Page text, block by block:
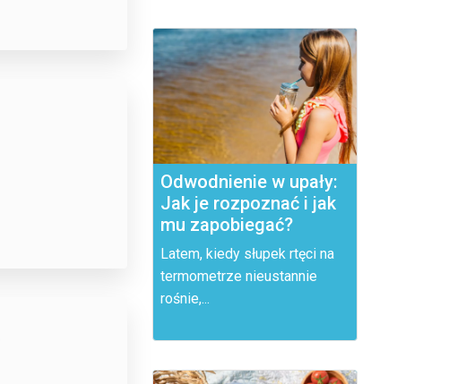
Odwodnienie w upały:
Jak je rozpoznać i jak
mu zapobiegać?
Latem, kiedy słupek rtęci na
termometrze nieustannie
rośnie,...